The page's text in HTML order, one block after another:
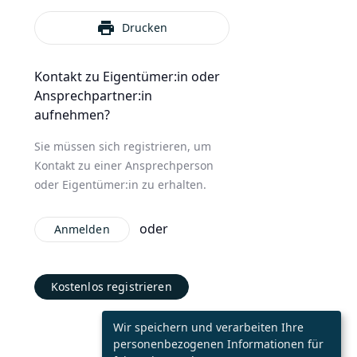
print Drucken
Kontakt zu Eigentümer:in oder
Ansprechpartner:in
aufnehmen?
Sie müssen sich registrieren, um
Kontakt zu einer Ansprechperson
oder Eigentümer:in zu erhalten.
Anmelden oder
Kostenlos registrieren
Wir speichern und verarbeiten Ihre
personenbezogenen Informationen für